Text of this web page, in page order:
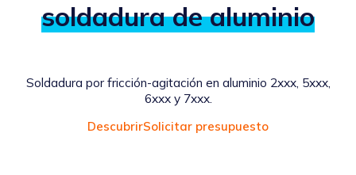
soldadura de aluminio
Soldadura por fricción-agitación en aluminio 2xxx, 5xxx,
6xxx y 7xxx.
DescubrirSolicitar presupuesto